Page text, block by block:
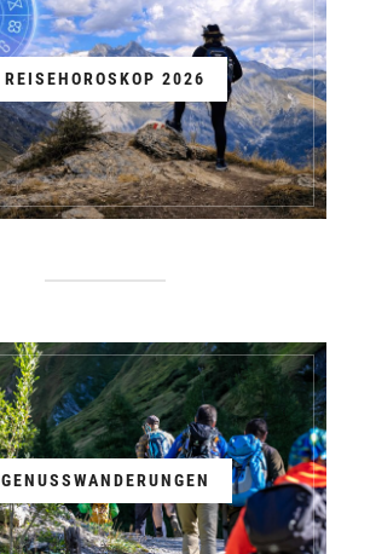
REISEHOROSKOP 2026
GENUSSWANDERUNGEN